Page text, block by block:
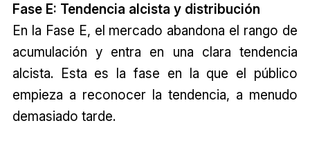
Fase E: Tendencia alcista y distribución
En la Fase E, el mercado abandona el rango de
acumulación y entra en una clara tendencia
alcista. Esta es la fase en la que el público
empieza a reconocer la tendencia, a menudo
demasiado tarde.